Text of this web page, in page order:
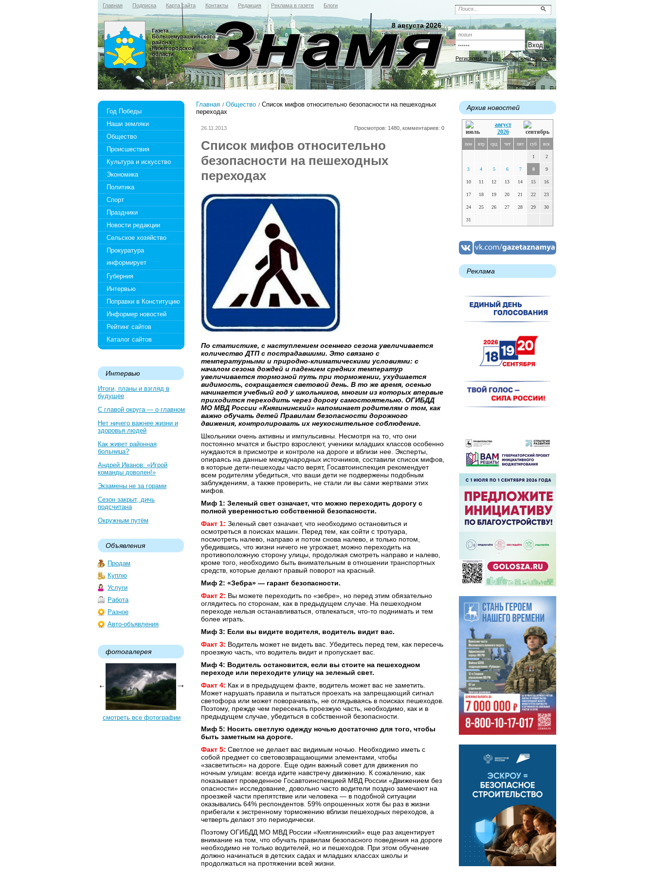
Главная Подписка Карта сайта Контакты Редакция Реклама в газете Блоги
Регистрация Забыли пароль?
8 августа 2026
Газета
Большемурашкинского
района
Нижегородской
области
Год Победы
Наши земляки
Общество
Происшествия
Культура и искусство
Экономика
Политика
Спорт
Праздники
Новости редакции
Сельское хозяйство
Прокуратура
информирует
Губерния
Интервью
Поправки в Конституцию
Информер новостей
Рейтинг сайтов
Каталог сайтов
Интервью
Итоги, планы и взгляд в
будущее
С главой округа — о главном
Нет ничего важнее жизни и
здоровья людей
Как живет районная
больница?
Андрей Иванов: «Игрой
команды доволен!»
Экзамены не за горами
Сезон закрыт, дичь
подсчитана
Окружным путём
Объявления
Продам
Куплю
Услуги
Работа
Разное
Авто-объявления
фотогалерея
смотреть все фотографии
Главная Общество
Список мифов относительно безопасности на пешеходных
переходах
26.11.2013 Просмотров: 1480, комментариев: 0
Список мифов относительно
безопасности на пешеходных
переходах
По статистике, с наступлением осеннего сезона увеличивается
количество ДТП с пострадавшими. Это связано с
температурными и природно-климатическими условиями: с
началом сезона дождей и падением средних температур
увеличивается тормозной путь при торможении, ухудшается
видимость, сокращается световой день. В то же время, осенью
начинается учебный год у школьников, многим из которых впервые
приходится переходить через дорогу самостоятельно. ОГИБДД
МО МВД России «Княгининский» напоминает родителям о том, как
важно обучать детей Правилам безопасности дорожного
движения, контролировать их неукоснительное соблюдение.
Школьники очень активны и импульсивны. Несмотря на то, что они
постоянно мчатся и быстро взрослеют, ученики младших классов особенно
нуждаются в присмотре и контроле на дороге и вблизи нее. Эксперты,
опираясь на данные международных источников, составили список мифов,
в которые дети-пешеходы часто верят, Госавтоинспекция рекомендует
всем родителям убедиться, что ваши дети не подвержены подобным
заблуждениям, а также проверить, не стали ли вы сами жертвами этих
мифов.
Миф 1: Зеленый свет означает, что можно переходить дорогу с
полной уверенностью собственной безопасности.
Факт 1: Зеленый свет означает, что необходимо остановиться и
осмотреться в поисках машин. Перед тем, как сойти с тротуара,
посмотреть налево, направо и потом снова налево, и только потом,
убедившись, что жизни ничего не угрожает, можно переходить на
противоположную сторону улицы, продолжая смотреть направо и налево,
кроме того, необходимо быть внимательным в отношении транспортных
средств, которые делают правый поворот на красный.
Миф 2: «Зебра» — гарант безопасности.
Факт 2: Вы можете переходить по «зебре», но перед этим обязательно
оглядитесь по сторонам, как в предыдущем случае. На пешеходном
переходе нельзя останавливаться, отвлекаться, что-то поднимать и тем
более играть.
Миф 3: Если вы видите водителя, водитель видит вас.
Факт 3: Водитель может не видеть вас. Убедитесь перед тем, как пересечь
проезжую часть, что водитель видит и пропускает вас.
Миф 4: Водитель остановится, если вы стоите на пешеходном
переходе или переходите улицу на зеленый свет.
Факт 4: Как и в предыдущем факте, водитель может вас не заметить.
Может нарушать правила и пытаться проехать на запрещающий сигнал
светофора или может поворачивать, не оглядываясь в поисках пешеходов.
Поэтому, прежде чем пересекать проезжую часть, необходимо, как и в
предыдущем случае, убедиться в собственной безопасности.
Миф 5: Носить светлую одежду ночью достаточно для того, чтобы
быть заметным на дороге.
Факт 5: Светлое не делает вас видимым ночью. Необходимо иметь с
собой предмет со световозвращающими элементами, чтобы
«засветиться» на дороге. Еще один важный совет для движения по
ночным улицам: всегда идите навстречу движению. К сожалению, как
показывает проведенное Госавтоинспекцией МВД России «Движением без
опасности» исследование, довольно часто водители поздно замечают на
проезжей части препятствие или человека — в подобной ситуации
оказывались 64% респондентов. 59% опрошенных хотя бы раз в жизни
прибегали к экстренному торможению вблизи пешеходных переходов, а
четверть делают это периодически.
Поэтому ОГИБДД МО МВД России «Княгининский» еще раз акцентирует
внимание на том, что обучать правилам безопасного поведения на дороге
необходимо не только водителей, но и пешеходов. При этом обучение
должно начинаться в детских садах и младших классах школы и
продолжаться на протяжении всей жизни.
Архив новостей
август
2026
пон втр срд чет пят суб вск
1 2
3 4 5 6 7 8 9
10 11 12 13 14 15 16
17 18 19 20 21 22 23
24 25 26 27 28 29 30
31
Реклама